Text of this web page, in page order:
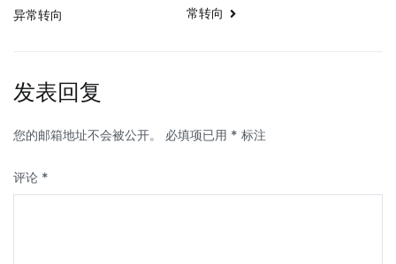
异常转向
常转向
发表回复
您的邮箱地址不会被公开。 必填项已用 * 标注
评论 *